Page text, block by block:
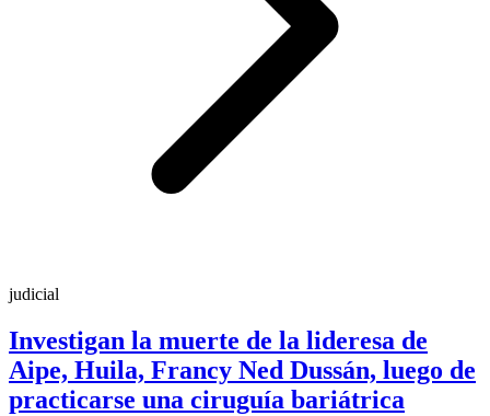
judicial
Investigan la muerte de la lideresa de
Aipe, Huila, Francy Ned Dussán, luego de
practicarse una ciruguía bariátrica